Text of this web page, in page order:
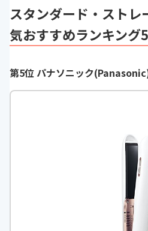
スタンダード・ストレ
気おすすめランキング
第5位 パナソニック